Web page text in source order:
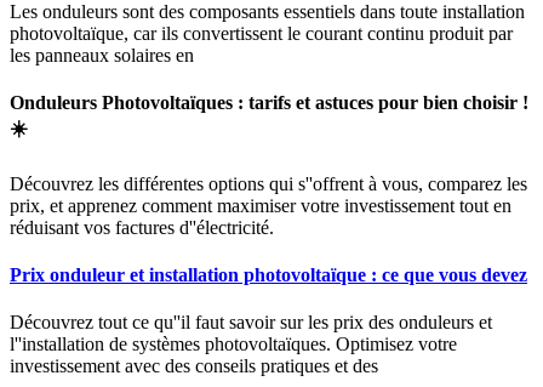
Les onduleurs sont des composants essentiels dans toute installation
photovoltaïque, car ils convertissent le courant continu produit par
les panneaux solaires en
Onduleurs Photovoltaïques : tarifs et astuces pour bien choisir !
☀️
Découvrez les différentes options qui s''offrent à vous, comparez les
prix, et apprenez comment maximiser votre investissement tout en
réduisant vos factures d''électricité.
Prix onduleur et installation photovoltaïque : ce que vous devez
Découvrez tout ce qu''il faut savoir sur les prix des onduleurs et
l''installation de systèmes photovoltaïques. Optimisez votre
investissement avec des conseils pratiques et des